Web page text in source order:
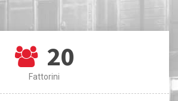
20
Fattorini